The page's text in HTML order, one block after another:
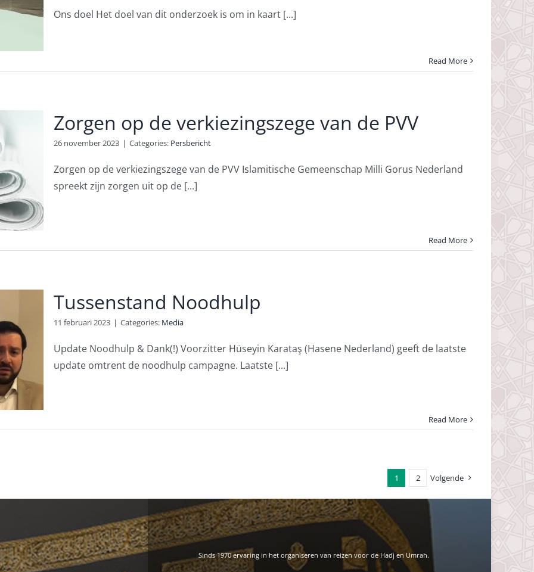
Ons doel Het doel van dit onderzoek is om in kaart [...]
Read More
Zorgen op de verkiezingszege van de PVV
26 november 2023 | Categories: Persbericht
Zorgen op de verkiezingszege van de PVV Islamitische Gemeenschap Milli Gorus Nederland
spreekt zijn zorgen uit op de [...]
Read More
Tussenstand Noodhulp
11 februari 2023 | Categories: Media
Update Noodhulp & Dank(!) Voorzitter Hüseyin Karataş (Hasene Nederland) geeft de laatste
update omtrent de noodhulp campagne. Laatste [...]
Read More
1 2 Volgende
Sinds 1970 ervaring in het organiseren van reizen voor de Hadj en Umrah.